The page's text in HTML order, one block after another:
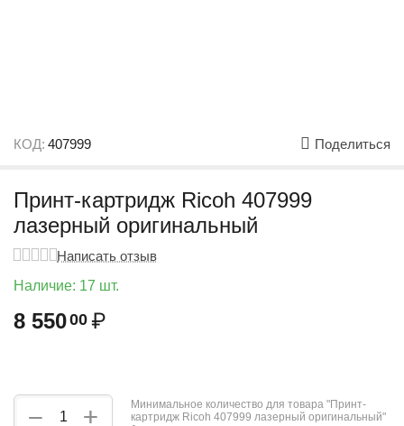
КОД: 407999 Поделиться
Принт-картридж Ricoh 407999
лазерный оригинальный
Написать отзыв
Наличие: 17 шт.
8 55000 ₽
+
−
Минимальное количество для товара "Принт-
картридж Ricoh 407999 лазерный оригинальный"